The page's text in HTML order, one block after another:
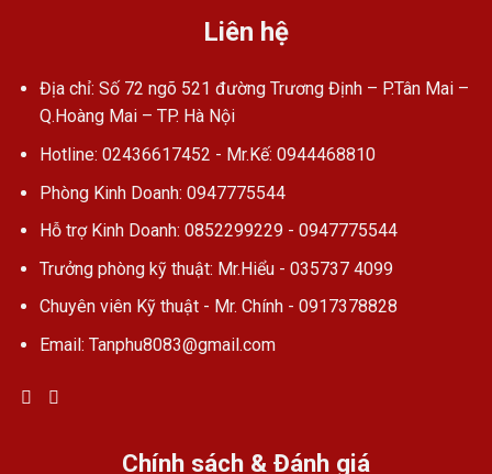
Liên hệ
Địa chỉ: Số 72 ngõ 521 đường Trương Định – P.Tân Mai –
Q.Hoàng Mai – TP. Hà Nội
Hotline: 02436617452 - Mr.Kế: 0944468810
Phòng Kinh Doanh: 0947775544
Hỗ trợ Kinh Doanh: 0852299229 - 0947775544
Trưởng phòng kỹ thuật: Mr.Hiểu - 035737 4099
Chuyên viên Kỹ thuật - Mr. Chính - 0917378828
Email: Tanphu8083@gmail.com
Chính sách & Đánh giá